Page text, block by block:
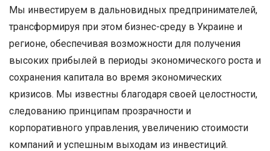
Мы инвестируем в дальновидных предпринимателей,
трансформируя при этом бизнес-среду в Украине и
регионе, обеспечивая возможности для получения
высоких прибылей в периоды экономического роста и
сохранения капитала во время экономических
кризисов. Мы известны благодаря своей целостности,
следованию принципам прозрачности и
корпоративного управления, увеличению стоимости
компаний и успешным выходам из инвестиций.